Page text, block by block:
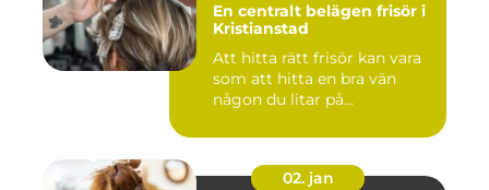
En centralt belägen frisör i
Kristianstad
Att hitta rätt frisör kan vara
som att hitta en bra vän
någon du litar på...
02. jan